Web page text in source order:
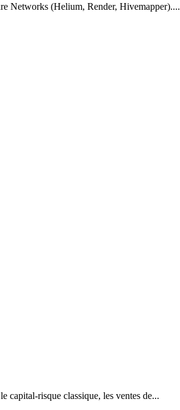
Networks (Helium, Render, Hivemapper)....
capital-risque classique, les ventes de...